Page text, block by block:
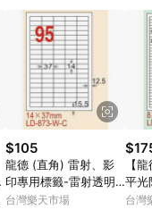
格。 (4) 如
等其他網頁、或
造成追蹤中斷而
規格、顏色、價
網頁標示為準。
定，逾期訂單將
更改條款與法律
。
$105
龍德 (直角) 雷射、影
印專用標籤-雷射透明
(可列印) 14x37mm 15
台灣樂天市場
【
平光
籤
台灣